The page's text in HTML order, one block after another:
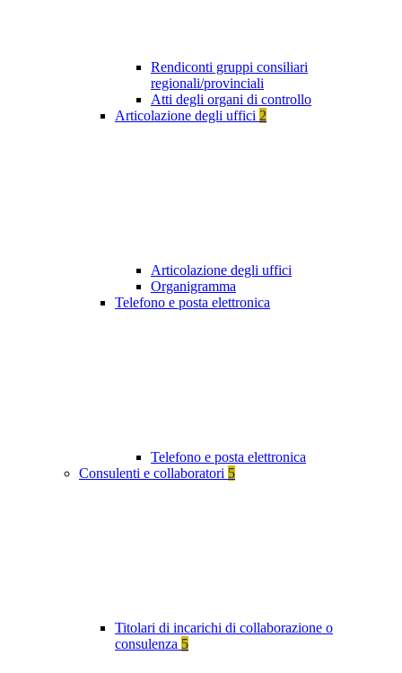
Rendiconti gruppi consiliari
regionali/provinciali
Atti degli organi di controllo
Articolazione degli uffici 2
Articolazione degli uffici
Organigramma
Telefono e posta elettronica
Telefono e posta elettronica
Consulenti e collaboratori 5
Titolari di incarichi di collaborazione o
consulenza 5